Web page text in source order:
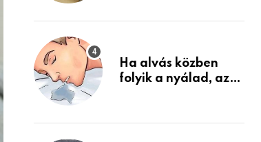
holmiját – amit
életemet
Ha alvás közben
folyik a nyálad, az